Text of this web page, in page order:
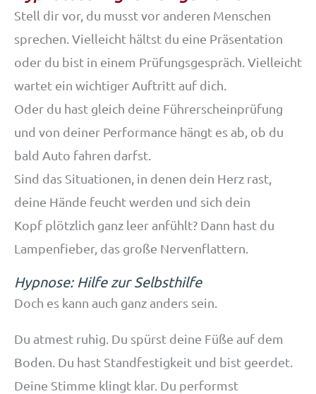
Stell dir vor, du musst vor anderen Menschen
sprechen. Vielleicht hältst du eine Präsentation
oder du bist in einem Prüfungsgespräch. Vielleicht
wartet ein wichtiger Auftritt auf dich.
Oder du hast gleich deine Führerscheinprüfung
und von deiner Performance hängt es ab, ob du
bald Auto fahren darfst.
Sind das Situationen, in denen dein Herz rast,
deine Hände feucht werden und sich dein
Kopf plötzlich ganz leer anfühlt? Dann hast du
Lampenfieber, das große Nervenflattern.
Hypnose: Hilfe zur Selbsthilfe
Doch es kann auch ganz anders sein.
Du atmest ruhig. Du spürst deine Füße auf dem
Boden. Du hast Standfestigkeit und bist geerdet.
Deine Stimme klingt klar. Du performst